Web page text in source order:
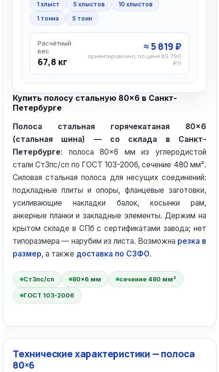
1 хлыст 5 хлыстов
10 хлыстов
1 тонна
5 тонн
Расчётный
вес
67,8 кг
≈ 5 819 ₽
ориентировочно, по цене 85 790
₽/т
Купить полосу стальную 80×6 в Санкт-
Петербурге
Полоса стальная горячекатаная 80×6
(стальная шина) — со склада в Санкт-
Петербурге: полоса 80×6 мм из углеродистой
стали Ст3пс/сп по ГОСТ 103-2006, сечение 480 мм².
Силовая стальная полоса для несущих соединений:
подкладные плиты и опоры, фланцевые заготовки,
усиливающие накладки балок, косынки рам,
анкерные планки и закладные элементы. Держим на
крытом складе в СПб с сертификатами завода; нет
типоразмера — нарубим из листа. Возможна резка в
размер, а также доставка по СЗФО.
Ст3пс/сп 80×6 мм сечение 480 мм²
ГОСТ 103-2006
Технические характеристики — полоса
80×6